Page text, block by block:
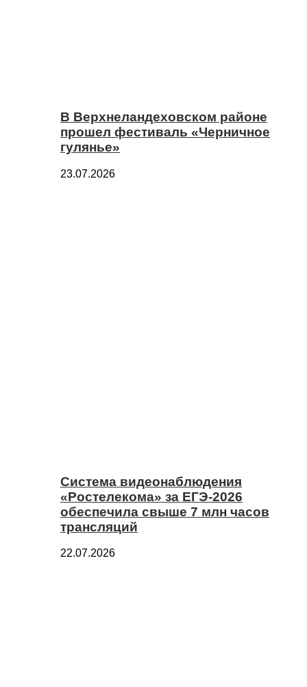
В Верхнеландеховском районе
прошел фестиваль «Черничное
гулянье»
23.07.2026
Система видеонаблюдения
«Ростелекома» за ЕГЭ-2026
обеспечила свыше 7 млн часов
трансляций
22.07.2026